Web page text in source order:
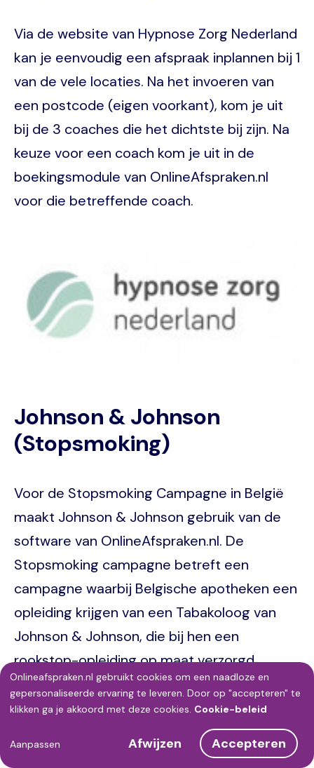
Via de website van Hypnose Zorg Nederland
kan je eenvoudig een afspraak inplannen bij 1
van de vele locaties. Na het invoeren van
een postcode (eigen voorkant), kom je uit
bij de 3 coaches die het dichtste bij zijn. Na
keuze voor een coach kom je uit in de
boekingsmodule van OnlineAfspraken.nl
voor die betreffende coach.
Johnson & Johnson
(Stopsmoking)
Voor de Stopsmoking Campagne in België
maakt Johnson & Johnson gebruik van de
software van OnlineAfspraken.nl. De
Stopsmoking campagne betreft een
campagne waarbij Belgische apotheken een
opleiding krijgen van een Tabakoloog van
Johnson & Johnson, die bij hen een
rookstop-opleiding op maat verzorgd.
Image
Gebruik
van
persoonsgegevens
Onlineafspraken.nl gebruikt cookies om een naadloze en
gepersonaliseerde ervaring te leveren. Door op "accepteren" te
klikken ga je akkoord met deze cookies. Cookie-beleid
Aanpassen Afwijzen Accepteren